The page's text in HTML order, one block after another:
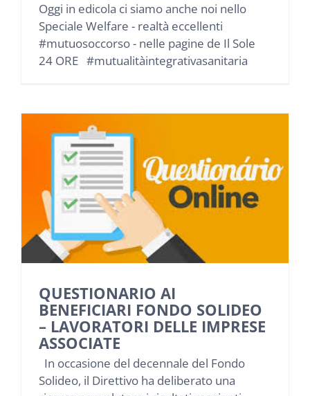
Oggi in edicola ci siamo anche noi nello
Speciale Welfare - realtà eccellenti
#mutuosoccorso - nelle pagine de Il Sole
24 ORE #mutualitàintegrativasanitaria
QUESTIONARIO AI
BENEFICIARI FONDO SOLIDEO
– LAVORATORI DELLE IMPRESE
ASSOCIATE
In occasione del decennale del Fondo
Solideo, il Direttivo ha deliberato una